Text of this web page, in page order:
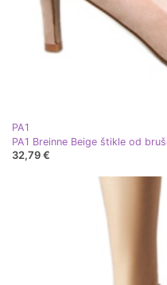
PA1
PA1 Breinne Beige štikle od
32,79 €